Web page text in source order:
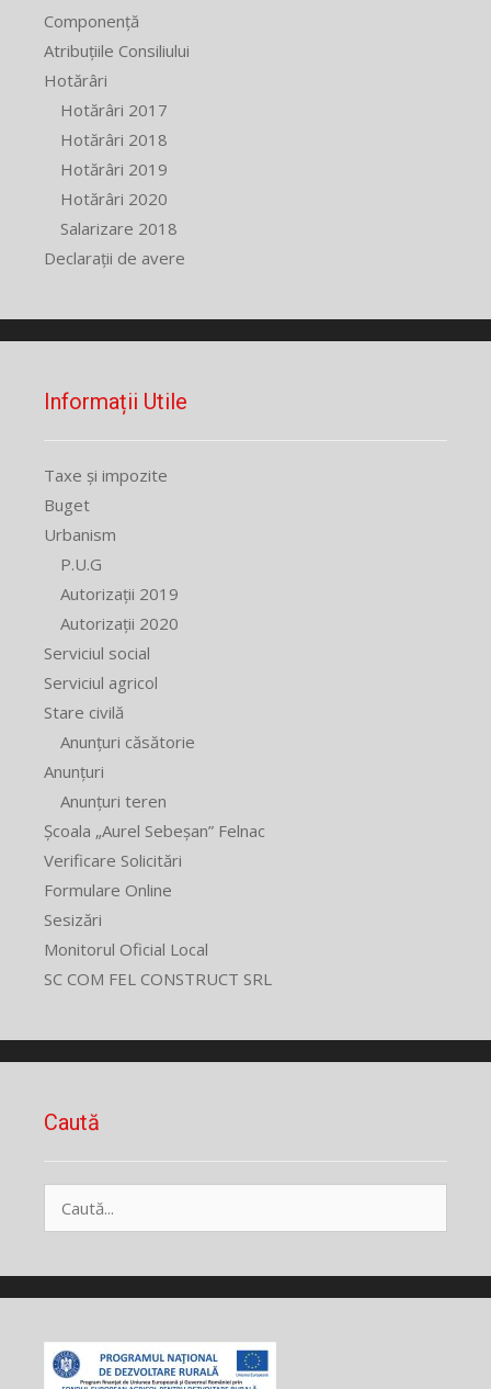
Componență
Atribuțiile Consiliului
Hotărâri
Hotărâri 2017
Hotărâri 2018
Hotărâri 2019
Hotărâri 2020
Salarizare 2018
Declarații de avere
Informații Utile
Taxe și impozite
Buget
Urbanism
P.U.G
Autorizații 2019
Autorizații 2020
Serviciul social
Serviciul agricol
Stare civilă
Anunțuri căsătorie
Anunțuri
Anunțuri teren
Școala „Aurel Sebeșan” Felnac
Verificare Solicitări
Formulare Online
Sesizări
Monitorul Oficial Local
SC COM FEL CONSTRUCT SRL
Caută
după: